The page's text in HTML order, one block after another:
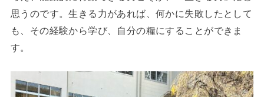
思うのです。生きる力があれば、何かに失敗したとして
も、その経験から学び、自分の糧にすることができま
す。